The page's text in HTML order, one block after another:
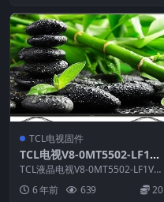
TCL电视固件
TCL电视V8-0MT5502-LF1V0
66版本刷机固件升级包
TCL液晶电视V8-0MT5502-LF1V0
66版本 ROM固件说明： 1.适...
6 年前 639 20